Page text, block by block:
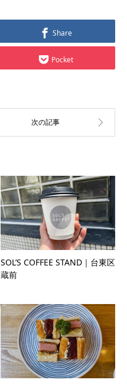
Share
Pocket
SOL’S COFFEE STAND｜台東区
蔵前